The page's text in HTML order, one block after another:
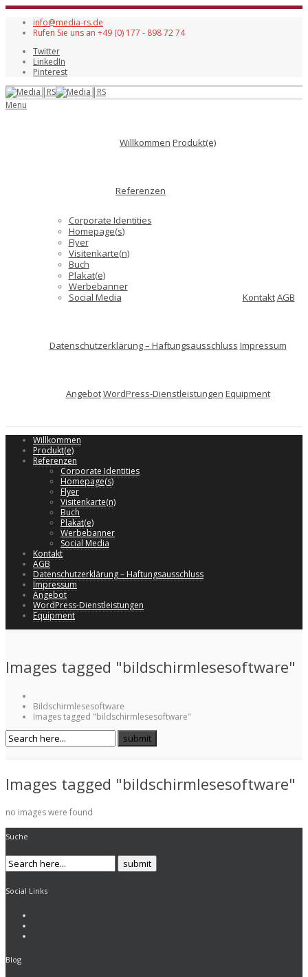
info@media-rs.de
Rufen Sie uns an +49 (0) 177 - 898 72 74
Twitter
LinkedIn
Pinterest
Menu
Willkommen Produkt(e)
Referenzen
Corporate Identities
Homepage(s)
Flyer
Visitenkarte(n)
Buch
Plakat(e)
Werbebanner
Social Media
KontaktAGB
Datenschutzerklärung – Haftungsausschluss Impressum
AngebotWordPress-Dienstleistungen Equipment
Willkommen
Produkt(e)
Referenzen
Corporate Identities
Homepage(s)
Flyer
Visitenkarte(n)
Buch
Plakat(e)
Werbebanner
Social Media
Kontakt
AGB
Datenschutzerklärung – Haftungsausschluss
Impressum
Angebot
WordPress-Dienstleistungen
Equipment
Images tagged "bildschirmlesesoftware"
Bildschirmlesesoftware
Images tagged "bildschirmlesesoftware"
Images tagged "bildschirmlesesoftware"
no images were found
Suche
Social Links
Blog